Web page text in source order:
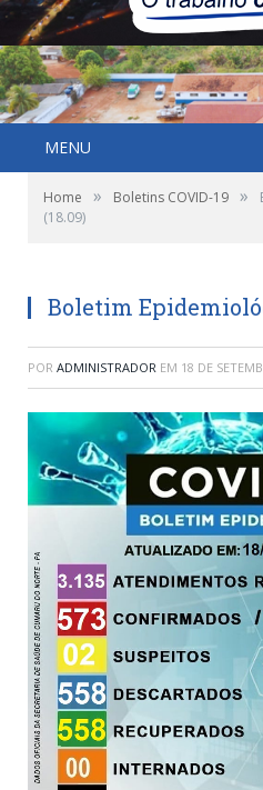
MENU
Home » Boletins COVID-19 »
(18.09)
Boletim
POR ADMINISTRADOR EM 18 DE